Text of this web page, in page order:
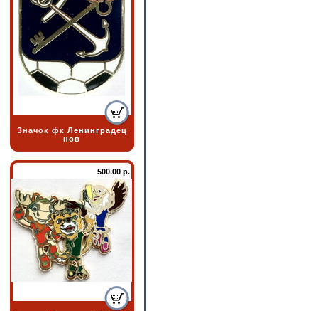
Значок фк Ленинградец
нов
500.00 р.